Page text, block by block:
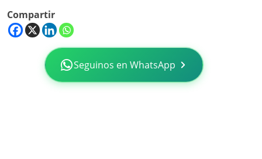
Compartir
Seguinos en WhatsApp